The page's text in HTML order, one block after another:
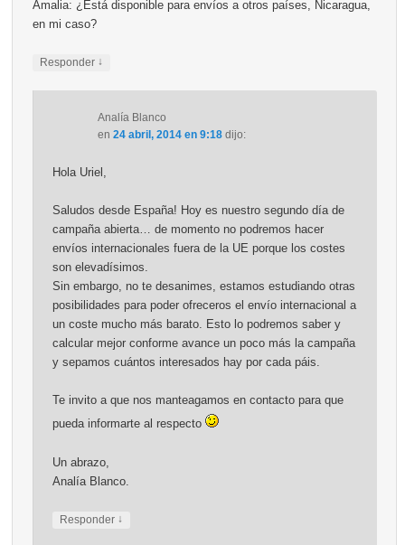
Amalia: ¿Está disponible para envíos a otros países, Nicaragua,
en mi caso?
Responder ↓
Analía Blanco
en 24 abril, 2014 en 9:18 dijo:
Hola Uriel,
Saludos desde España! Hoy es nuestro segundo día de
campaña abierta… de momento no podremos hacer
envíos internacionales fuera de la UE porque los costes
son elevadísimos.
Sin embargo, no te desanimes, estamos estudiando otras
posibilidades para poder ofreceros el envío internacional a
un coste mucho más barato. Esto lo podremos saber y
calcular mejor conforme avance un poco más la campaña
y sepamos cuántos interesados hay por cada páis.
Te invito a que nos manteagamos en contacto para que
pueda informarte al respecto
Un abrazo,
Analía Blanco.
Responder ↓